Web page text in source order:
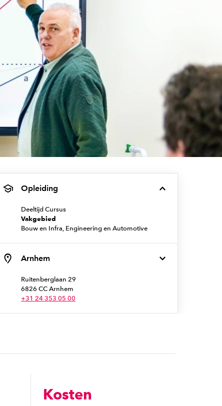
Opleiding
Deeltijd Cursus
Vakgebied
Bouw en Infra, Engineering en Automotive
Arnhem
Ruitenberglaan 29
6826 CC Arnhem
+31 24 353 05 00
Kosten